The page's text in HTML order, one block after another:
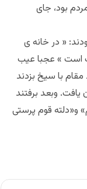
بود، جای
« در خانه ی
است » عجبا عیب
با سیخ بزدند
وبعد برفتند
و«دلته قوم پرستی